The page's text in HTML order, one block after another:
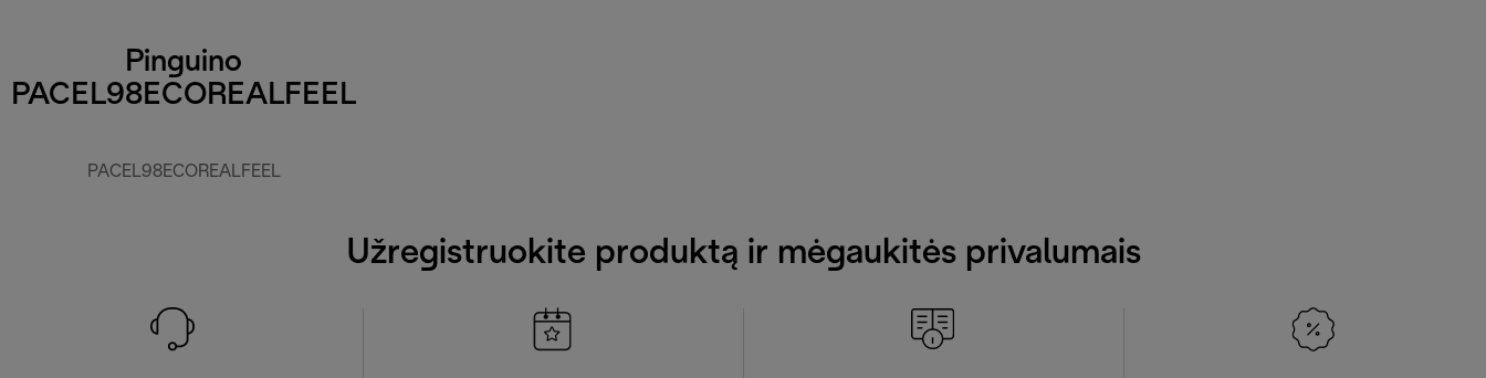
Pinguino
PACEL98ECOREALFEEL
PACEL98ECOREALFEEL
Užregistruokite produktą ir mėgaukitės privalumais